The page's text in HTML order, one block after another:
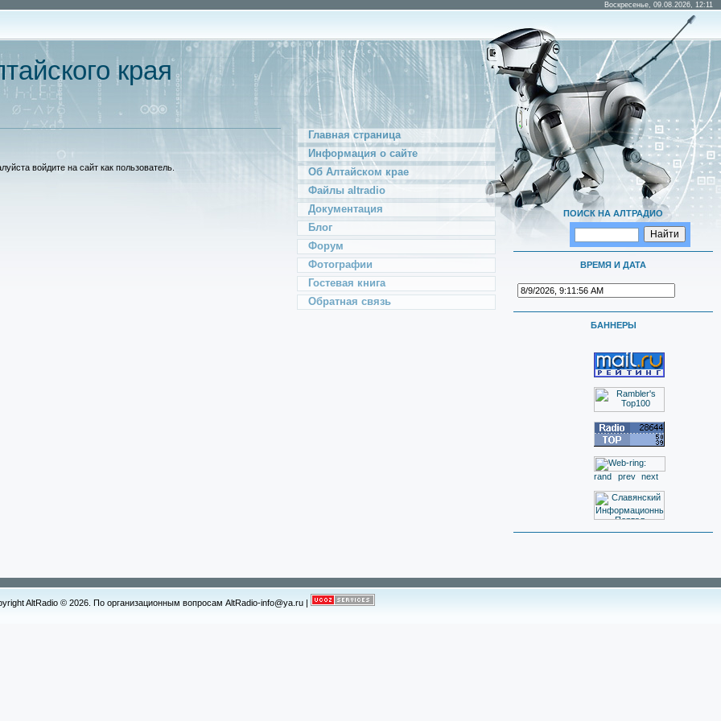
Воскресенье, 09.08.2026, 12:11
края
войдите на сайт как пользователь.
Главная страница
Информация о сайте
Об Алтайском крае
Файлы altradio
Документация
Блог
Форум
Фотографии
Гостевая книга
Обратная связь
ПОИСК НА АЛТРАДИО
ВРЕМЯ И ДАТА
БАННЕРЫ
AltRadio © 2026. По организационным вопросам AltRadio-info@ya.ru|